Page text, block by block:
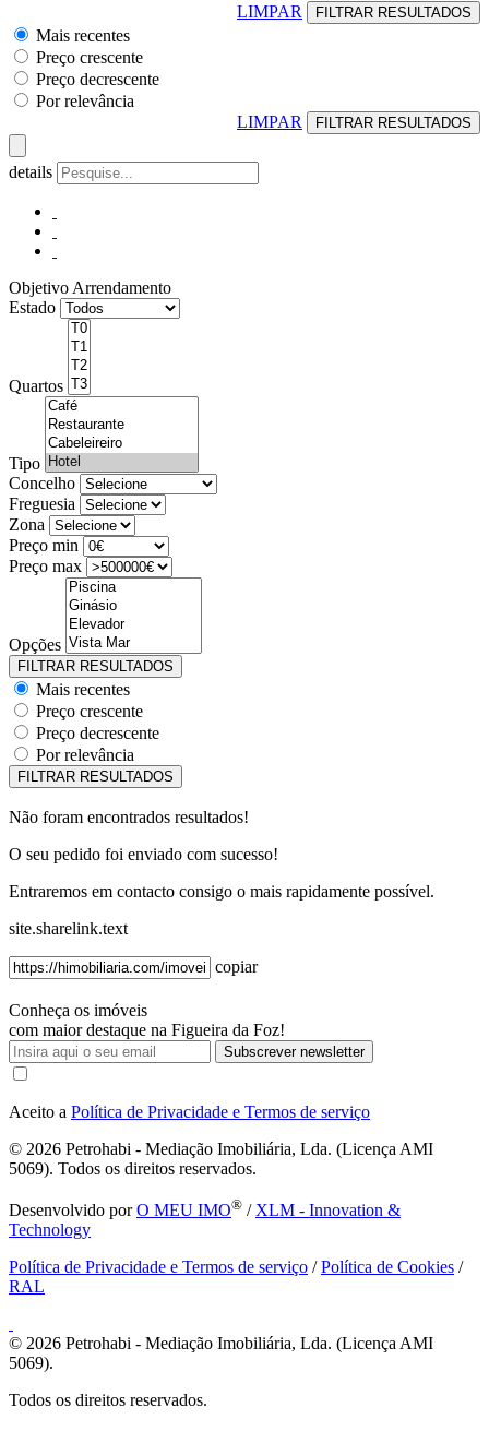
LIMPAR
Mais recentes
Preço crescente
Preço decrescente
Por relevância
LIMPAR
details
Objetivo Arrendamento
Estado
Quartos
Tipo
Concelho
Freguesia
Zona
Preço min
Preço max
Opções
Mais recentes
Preço crescente
Preço decrescente
Por relevância
Não foram encontrados resultados!
O seu pedido foi enviado com sucesso!
Entraremos em contacto consigo o mais rapidamente possível.
site.sharelink.text
copiar
Conheça os imóveis
com maior destaque na Figueira da Foz!
Subscrever newsletter
Aceito a Política de Privacidade e Termos de serviço
© 2026 Petrohabi - Mediação Imobiliária, Lda. (Licença AMI
5069). Todos os direitos reservados.
Desenvolvido porO MEU IMO® / XLM - Innovation &
Technology
Política de Privacidade e Termos de serviço /Política de Cookies /
RAL
© 2026 Petrohabi - Mediação Imobiliária, Lda. (Licença AMI
5069).
Todos os direitos reservados.